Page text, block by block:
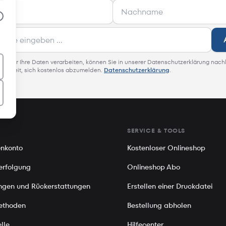
wir Ihre Daten verarbeiten, können Sie in unserer Datenschutzerklärung
sich kostenlos abzumelden. Datenschutzerklärung.
und Rückerstattungen
SERVICE & TOOLS
Kostenloser Onlineshop
Onlineshop Abo
Erstellen einer Druckdatei
Bestellung abholen